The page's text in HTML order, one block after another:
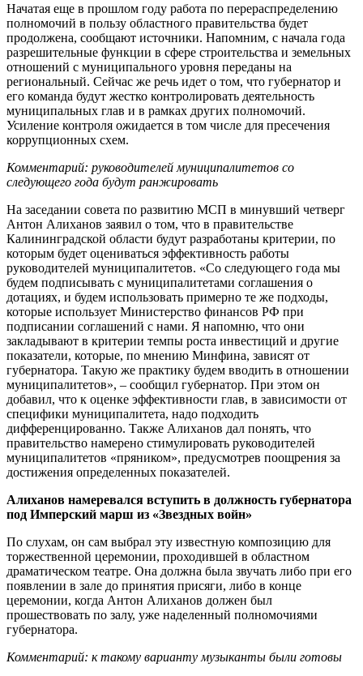
Начатая еще в прошлом году работа по перераспределению
полномочий в пользу областного правительства будет
продолжена, сообщают источники. Напомним, с начала года
разрешительные функции в сфере строительства и земельных
отношений с муниципального уровня переданы на
региональный. Сейчас же речь идет о том, что губернатор и
его команда будут жестко контролировать деятельность
муниципальных глав и в рамках других полномочий.
Усиление контроля ожидается в том числе для пресечения
коррупционных схем.
Комментарий: руководителей муниципалитетов со
следующего года будут ранжировать
На заседании совета по развитию МСП в минувший четверг
Антон Алиханов заявил о том, что в правительстве
Калининградской области будут разработаны критерии, по
которым будет оцениваться эффективность работы
руководителей муниципалитетов. «Со следующего года мы
будем подписывать с муниципалитетами соглашения о
дотациях, и будем использовать примерно те же подходы,
которые использует Министерство финансов РФ при
подписании соглашений с нами. Я напомню, что они
закладывают в критерии темпы роста инвестиций и другие
показатели, которые, по мнению Минфина, зависят от
губернатора. Такую же практику будем вводить в отношении
муниципалитетов», – сообщил губернатор. При этом он
добавил, что к оценке эффективности глав, в зависимости от
специфики муниципалитета, надо подходить
дифференцированно. Также Алиханов дал понять, что
правительство намерено стимулировать руководителей
муниципалитетов «пряником», предусмотрев поощрения за
достижения определенных показателей.
Алиханов намеревался вступить в должность губернатора
под Имперский марш из «Звездных войн»
По слухам, он сам выбрал эту известную композицию для
торжественной церемонии, проходившей в областном
драматическом театре. Она должна была звучать либо при его
появлении в зале до принятия присяги, либо в конце
церемонии, когда Антон Алиханов должен был
прошествовать по залу, уже наделенный полномочиями
губернатора.
Комментарий: к такому варианту музыканты были готовы